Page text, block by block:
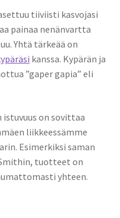
tiiviisti kasvojasi
painaa nenänvartta
Yhtä tärkeää on
kanssa. Kypärän ja
”gaper gapia” eli
on sovittaa
liikkeessämme
Esimerkiksi saman
tuotteet on
yhteen.